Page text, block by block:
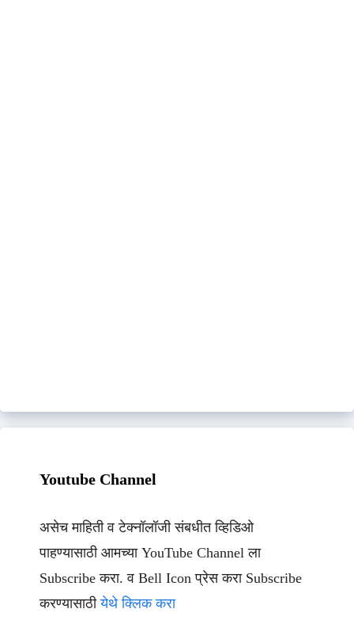
Youtube Channel
असेच माहिती व टेक्नॉलॉजी संबधीत व्हिडिओ
पाहण्यासाठी आमच्या YouTube Channel ला
Subscribe करा. व Bell Icon प्रेस करा Subscribe
करण्यासाठीयेथे क्लिक करा